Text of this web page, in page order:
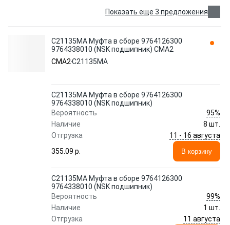
Показать еще 3 предложения
C21135MA Муфта в сборе 9764126300
9764338010 (NSK подшипник) CMA2
CMA2C21135MA
C21135MA Муфта в сборе 9764126300
9764338010 (NSK подшипник)
Вероятность
95%
Наличие
8 шт.
Отгрузка
11 - 16 августа
355.09 p.
В корзину
C21135MA Муфта в сборе 9764126300
9764338010 (NSK подшипник)
Вероятность
99%
Наличие
1 шт.
Отгрузка
11 августа